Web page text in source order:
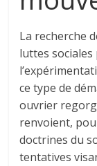
La recherche
luttes sociales
ce type de
ouvrier
renvoient,
doctrines du
tentatives